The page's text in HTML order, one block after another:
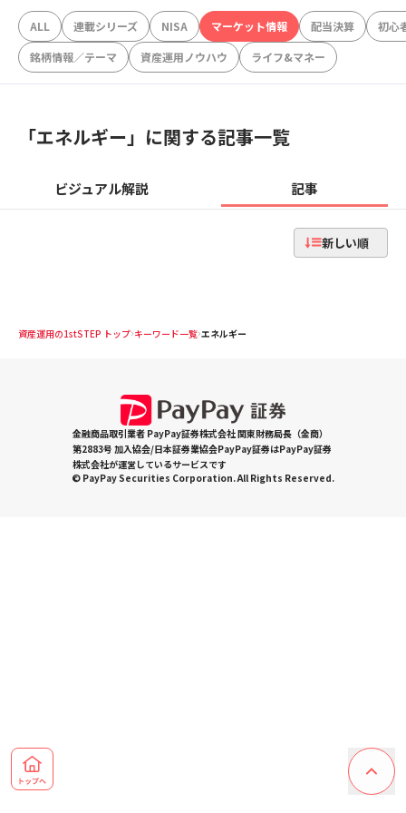
ALL 連載シリーズ NISA マーケット情報 配当決算
初心
銘柄情報／テーマ
資産運用ノウハウ ライフ&マネー
「エネルギー」に関する記事一覧
ビジュアル解説 記事
新しい順
資産運用の1stSTEP トップ キーワード一覧 エネルギー
金融商品取引業者 PayPay証券株式会社 関東財務局長（金商）
第2883号 加入協会/日本証券業協会PayPay証券はPayPay証券
株式会社が運営しているサービスです
© PayPay Securities Corporation. All Rights Reserved.